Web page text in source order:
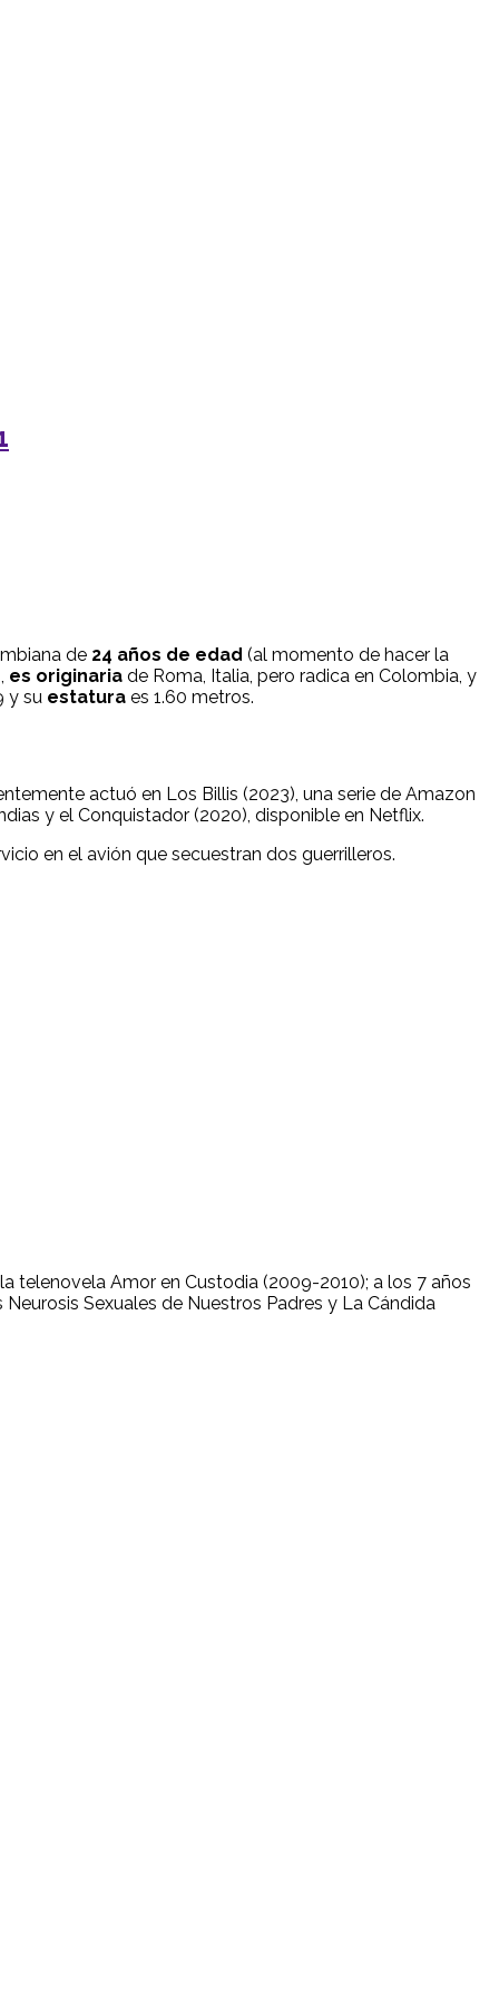
de 24 años de edad (al momento de hacer la
es originaria de Roma, Italia, pero radica en Colombia, y
y su estatura es 1.60 metros.
actuó en Los Billis (2023), una serie de Amazon
y el Conquistador (2020), disponible en Netflix.
en el avión que secuestran dos guerrilleros.
telenovela Amor en Custodia (2009-2010); a los 7 años
Sexuales de Nuestros Padres y La Cándida